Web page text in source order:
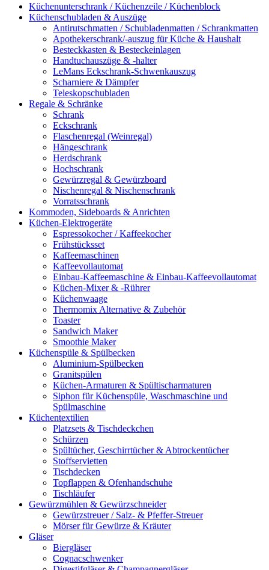
Küchenunterschrank / Küchenzeile / Küchenblock
Küchenschubladen & Auszüge
Antirutschmatten / Schubladenmatten / Schrankmatten
Apothekerschrank/-auszug für Küche & Haushalt
Besteckkasten & Besteckeinlagen
Handtuchauszüge & -halter
LeMans Eckschrank-Schwenkauszug
Scharniere & Dämpfer
Teleskopschubladen
Regale & Schränke
Schrank
Eckschrank
Flaschenregal (Weinregal)
Hängeschrank
Herdschrank
Hochschrank
Gewürzregal & Gewürzboard
Nischenregal & Nischenschrank
Vorratsschrank
Kommoden, Sideboards & Anrichten
Küchen-Elektrogeräte
Espressokocher / Kaffeekocher
Frühstücksset
Kaffeemaschinen
Kaffeevollautomat
Einbau-Kaffeemaschine & Einbau-Kaffeevollautomat
Küchen-Mixer & -Rührer
Küchenwaage
Thermomix Alternative & Zubehör
Toaster
Sandwich Maker
Smoothie Maker
Küchenspüle & Spülbecken
Aluminium-Spülbecken
Granitspülen
Küchen-Armaturen & Spültischarmaturen
Siphon für Küchenspüle, Waschmaschine und
Spülmaschine
Küchentextilien
Platzsets & Tischdeckchen
Schürzen
Spültücher, Geschirrtücher & Abtrockentücher
Stoffservietten
Tischdecken
Topflappen & Ofenhandschuhe
Tischläufer
Gewürzmühlen & Gewürzschneider
Gewürzstreuer / Salz- & Pfeffer-Streuer
Mörser für Gewürze & Kräuter
Gläser
Biergläser
Cognacschwenker